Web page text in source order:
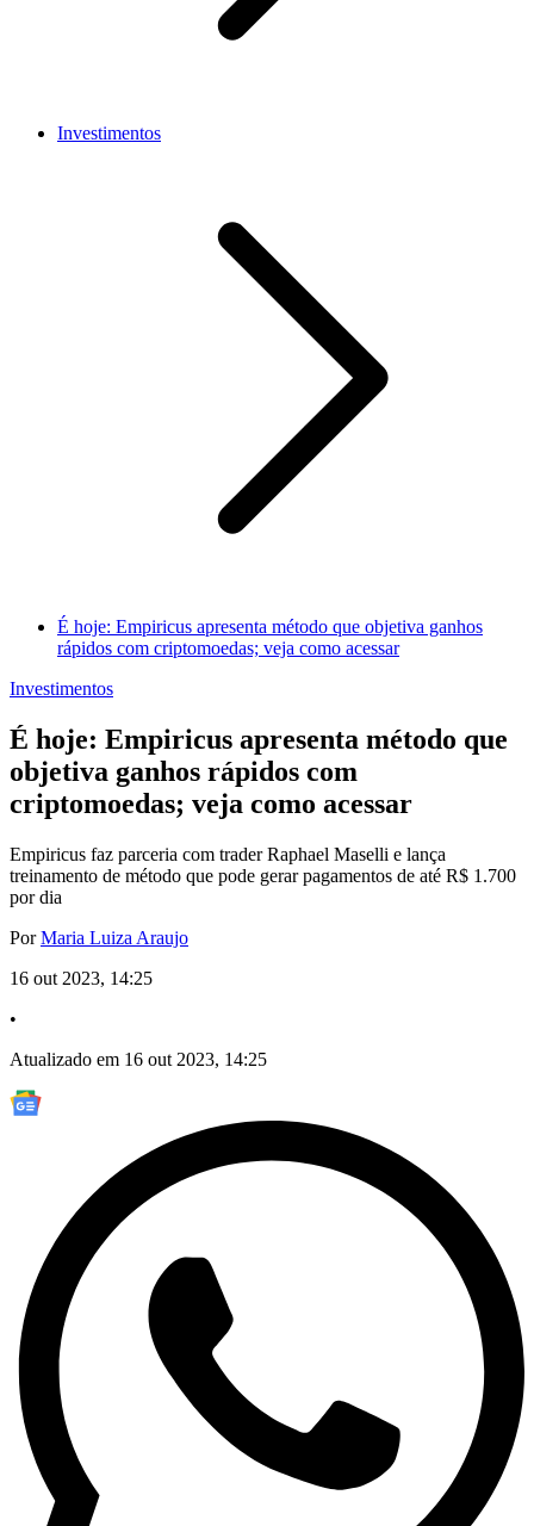
Investimentos
É hoje: Empiricus apresenta método que objetiva ganhos
rápidos com criptomoedas; veja como acessar
Investimentos
É hoje: Empiricus apresenta método que
objetiva ganhos rápidos com
criptomoedas; veja como acessar
Empiricus faz parceria com trader Raphael Maselli e lança
treinamento de método que pode gerar pagamentos de até R$ 1.700
por dia
PorMaria Luiza Araujo
16 out 2023, 14:25
•
Atualizado em 16 out 2023, 14:25